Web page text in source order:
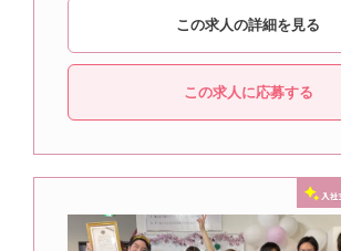
この求人の詳細を見る
この求人に応募する